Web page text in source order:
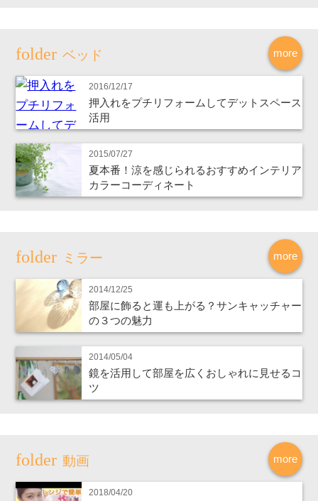
more
ベッド
2016/12/17
押入れをプチリフォームしてデットスペース
活用
2015/07/27
夏本番！涼を感じられるおすすめインテリア
カラーコーディネート
more
ミラー
2014/12/25
部屋に飾ると運も上がる？サンキャッチャー
の３つの魅力
2014/05/04
鏡を活用して部屋を広くおしゃれに見せるコ
ツ
more
動画
2018/04/20